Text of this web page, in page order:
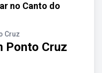
no Canto do
Cruz
Ponto Cruz